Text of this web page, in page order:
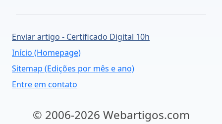
Enviar artigo - Certificado Digital 10h
Início (Homepage)
Sitemap (Edições por mês e ano)
Entre em contato
© 2006-2026 Webartigos.com